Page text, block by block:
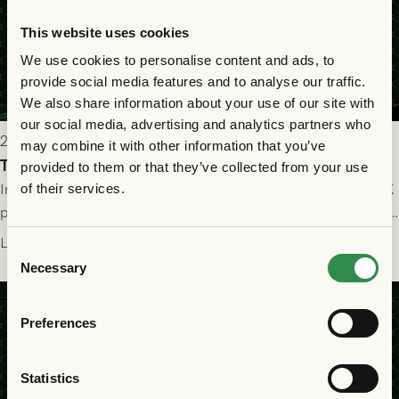
This website uses cookies
We use cookies to personalise content and ads, to
provide social media features and to analyse our traffic.
We also share information about your use of our site with
our social media, advertising and analytics partners who
may combine it with other information that you’ve
provided to them or that they’ve collected from your use
of their services.
Consent
Selection
Necessary
Preferences
Statistics
2026-07-25 19:00
Truppen till GAIS - Halmstads BK 26/7
Imorgon söndag spelar GAIS herrar hemma mot Halmstads BK
på Gamla Ullevi med avspark kl 16.30! Fredrik Holmberg och
ledarstaben har tagit ut följande trupp till matchen:
Läs mer